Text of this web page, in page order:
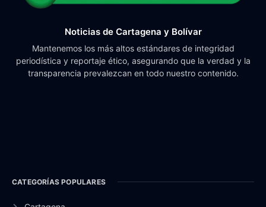
Noticias de Cartagena y Bolívar
Mantenemos los más altos estándares de integridad
periodística y reportaje ético, asegurando que la verdad y la
transparencia prevalezcan en todo nuestro contenido.
CATEGORÍAS POPULARES